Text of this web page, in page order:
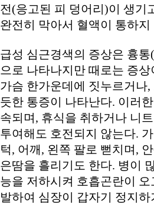
전(응고된 피 덩어리)이 생기
완전히 막아서 혈액이 통하지
급성 심근경색의 증상은 흉
으로 나타나지만 때로는 증
가슴 한가운데에 짓누르거나
듯한 통증이 나타난다. 이러
속되며, 휴식을 취하거나 니
투여해도 호전되지 않는다.
턱, 어깨, 왼쪽 팔로 뻗치며,
은땀을 흘리기도 한다. 병이
능을 저하시켜 호흡곤란이
발하여 심장이 갑자기 정지하